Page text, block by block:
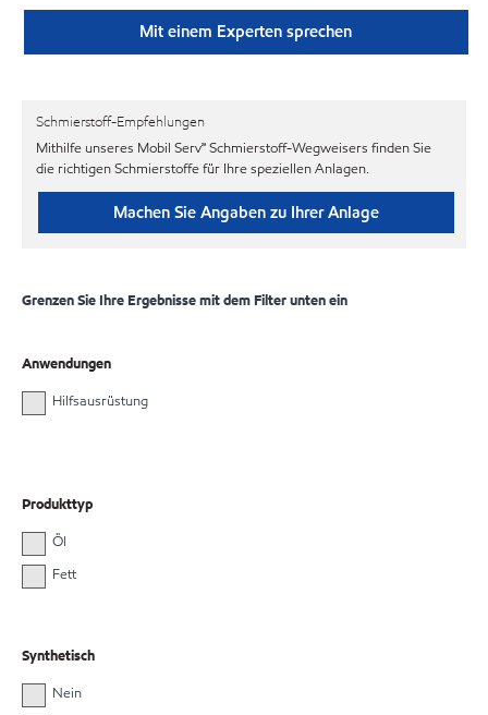
Mit einem Experten sprechen
Schmierstoff-Empfehlungen
Mithilfe unseres Mobil Serv℠ Schmierstoff-Wegweisers finden Sie
die richtigen Schmierstoffe für Ihre speziellen Anlagen.
Machen Sie Angaben zu Ihrer Anlage
Grenzen Sie Ihre Ergebnisse mit dem Filter unten ein
Anwendungen
Hilfsausrüstung
Produkttyp
Öl
Fett
Synthetisch
Nein